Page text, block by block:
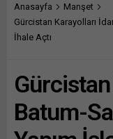
Anasayfa
Manşet
Gürcistan Karayolları
İhale Açtı
Batum-